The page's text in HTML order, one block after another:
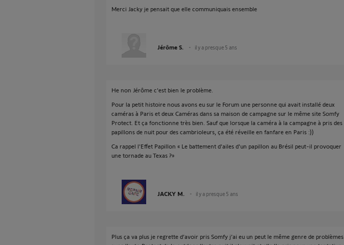
Merci Jacky je pensait que elle communiquais ensemble
Jérôme S. il y a presque 5 ans
He non Jérôme c'est bien le problème.
Pour la petit histoire nous avons eu sur le Forum une personne qui avait installé deux
caméras à Paris et deux Caméras dans sa maison de campagne sur le même site Somfy
Protect. Et ça fonctionne très bien. Sauf que lorsque la caméra à la campagne à pris des
papillons de nuit pour des cambrioleurs, ça été réveille en fanfare en Paris :))
Ca rappel l'Effet Papillon « Le battement d'ailes d'un papillon au Brésil peut-il provoquer
une tornade au Texas ?»
JACKY M. il y a presque 5 ans
Plus ça va plus je regrette d’avoir pris Somfy j’ai eu un peut le même genre de problèmes